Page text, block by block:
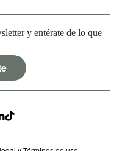
y entérate de lo que